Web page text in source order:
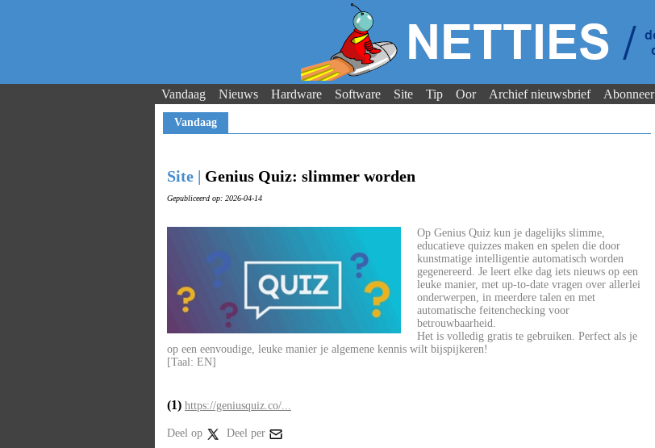
Vandaag Nieuws Hardware Software Site Tip Oor Archief nieuwsbrief Abonneer
Vandaag
Site | Genius Quiz: slimmer worden
Gepubliceerd op: 2026-04-14
Op Genius Quiz kun je dagelijks slimme,
educatieve quizzes maken en spelen die door
kunstmatige intelligentie automatisch worden
gegenereerd. Je leert elke dag iets nieuws op een
leuke manier, met up-to-date vragen over allerlei
onderwerpen, in meerdere talen en met
automatische feitenchecking voor
betrouwbaarheid.
Het is volledig gratis te gebruiken. Perfect als je
op een eenvoudige, leuke manier je algemene kennis wilt bijspijkeren!
[Taal: EN]
(1) https://geniusquiz.co/...
Deel op Deel per